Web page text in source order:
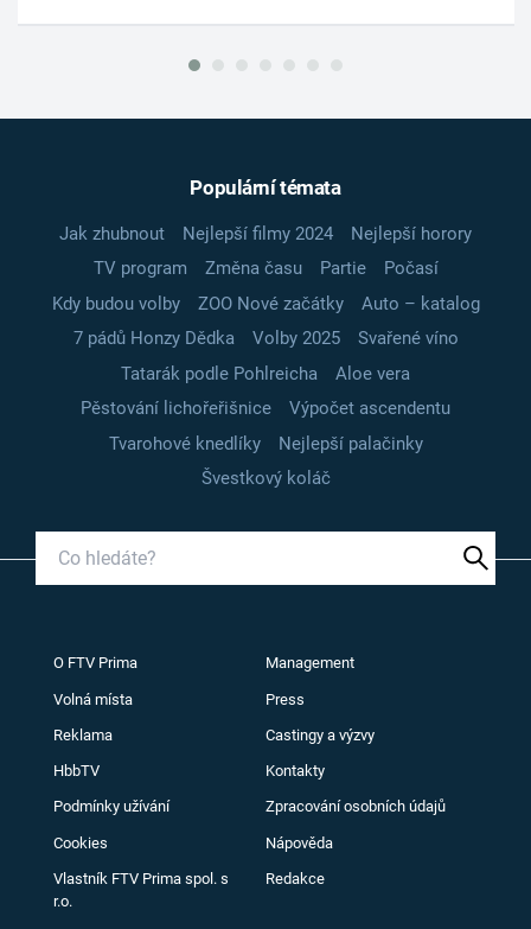
Populární témata
Jak zhubnout Nejlepší filmy 2024
Nejlepší horory
TV program
Změna času Partie
Počasí
Kdy budou volby
ZOO Nové začátky
Auto – katalog
7 pádů Honzy Dědka
Volby 2025
Svařené víno
Tatarák podle Pohlreicha
Aloe vera
Pěstování lichořeřišnice
Výpočet ascendentu
Tvarohové knedlíky
Nejlepší palačinky
Švestkový koláč
O FTV Prima Management
Volná místa Press
Reklama Castingy a výzvy
HbbTV Kontakty
Podmínky užívání Zpracování osobních údajů
Cookies Nápověda
Vlastník FTV Prima spol. s
r.o.
Redakce